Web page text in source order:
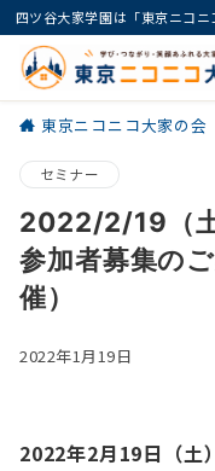
四ツ谷大家学園は「東京ニコ
東京ニコニコ大家の会
セミナー
2022/2/19（土
参加者募集の
催）
2022年1月19日
2022年2月19日（土